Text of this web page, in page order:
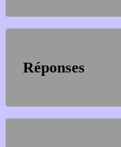
Réponses